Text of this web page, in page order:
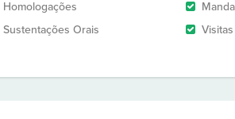
Homologações
Sustentações Orais